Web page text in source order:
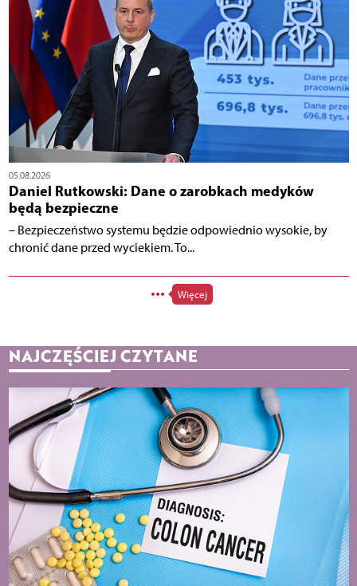
05.08.2026
Daniel Rutkowski: Dane o zarobkach medyków
będą bezpieczne
– Bezpieczeństwo systemu będzie odpowiednio wysokie, by
chronić dane przed wyciekiem. To...
Więcej
NAJCZĘŚCIEJ CZYTANE